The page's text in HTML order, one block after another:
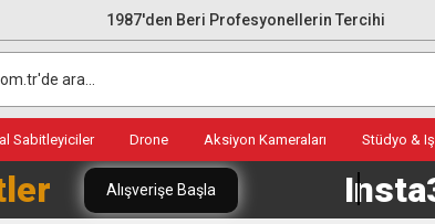
1987'den Beri Profesyonellerin Tercihi
Sabitleyiciler Drone Aksiyon Kameraları Stüdyo &
Alışverişe Başla